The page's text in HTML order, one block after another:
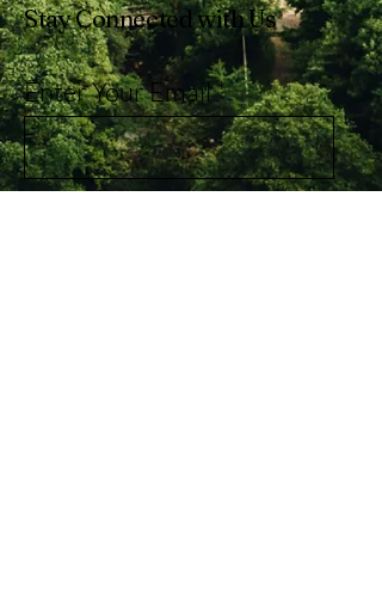
Stay Connected with Us
Enter Your Email